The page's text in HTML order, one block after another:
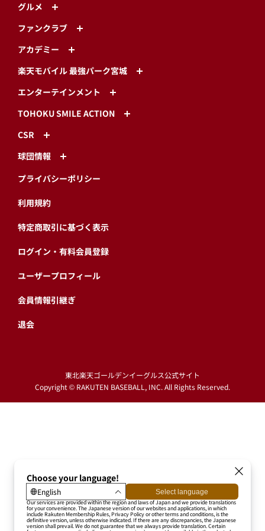
グルメ
ファンクラブ
アカデミー
楽天モバイル 最強パーク宮城
エンターテインメント
TOHOKU SMILE ACTION
CSR
球団情報
プライバシーポリシー
利用規約
特定商取引に基づく表示
ログイン・有料会員登録
ユーザープロフィール
会員情報引継ぎ
退会
東北楽天ゴールデンイーグルス公式サイト
Copyright © RAKUTEN BASEBALL, INC. All Rights Reserved.